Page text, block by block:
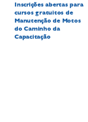
Inscrições abertas para
cursos gratuitos de
Manutenção de Motos
do Caminho da
Capacitação